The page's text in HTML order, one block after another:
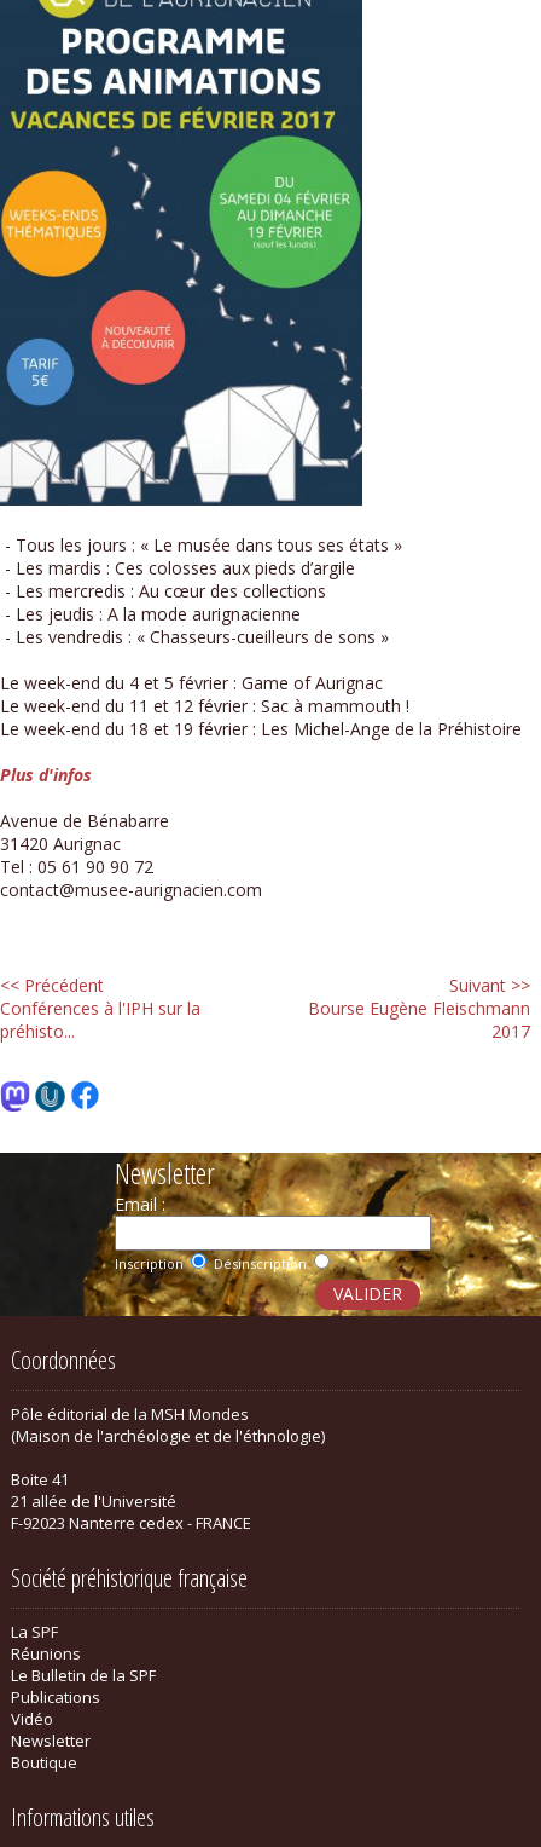
- Tous les jours : « Le musée dans tous ses états »
- Les mardis : Ces colosses aux pieds d’argile
- Les mercredis : Au cœur des collections
- Les jeudis : A la mode aurignacienne
- Les vendredis : « Chasseurs-cueilleurs de sons »
Le week-end du 4 et 5 février : Game of Aurignac
Le week-end du 11 et 12 février : Sac à mammouth !
Le week-end du 18 et 19 février : Les Michel-Ange de la Préhistoire
Plus d'infos
Avenue de Bénabarre
31420 Aurignac
Tel : 05 61 90 90 72
contact@musee-aurignacien.com
<< Précédent
Conférences à l'IPH sur la
préhisto...
Suivant >>
Bourse Eugène Fleischmann
2017
Newsletter
Email :
Inscription Désinscription
Coordonnées
Pôle éditorial de la MSH Mondes
(Maison de l'archéologie et de l'éthnologie)
Boite 41
21 allée de l'Université
F-92023 Nanterre cedex - FRANCE
Société préhistorique française
La SPF
Réunions
Le Bulletin de la SPF
Publications
Vidéo
Newsletter
Boutique
Informations utiles